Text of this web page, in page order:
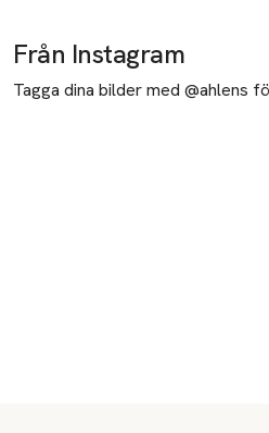
Från Instagram
Tagga dina bilder med @ahlens